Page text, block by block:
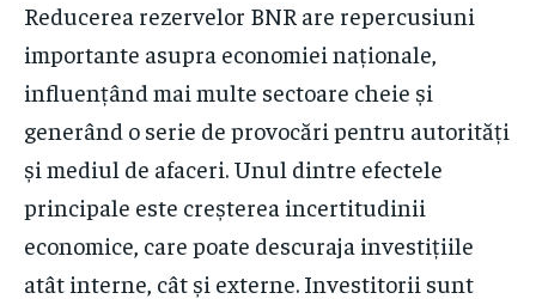
Reducerea rezervelor BNR are repercusiuni
importante asupra economiei naționale,
influențând mai multe sectoare cheie și
generând o serie de provocări pentru autorități
și mediul de afaceri. Unul dintre efectele
principale este creșterea incertitudinii
economice, care poate descuraja investițiile
atât interne, cât și externe. Investitorii sunt